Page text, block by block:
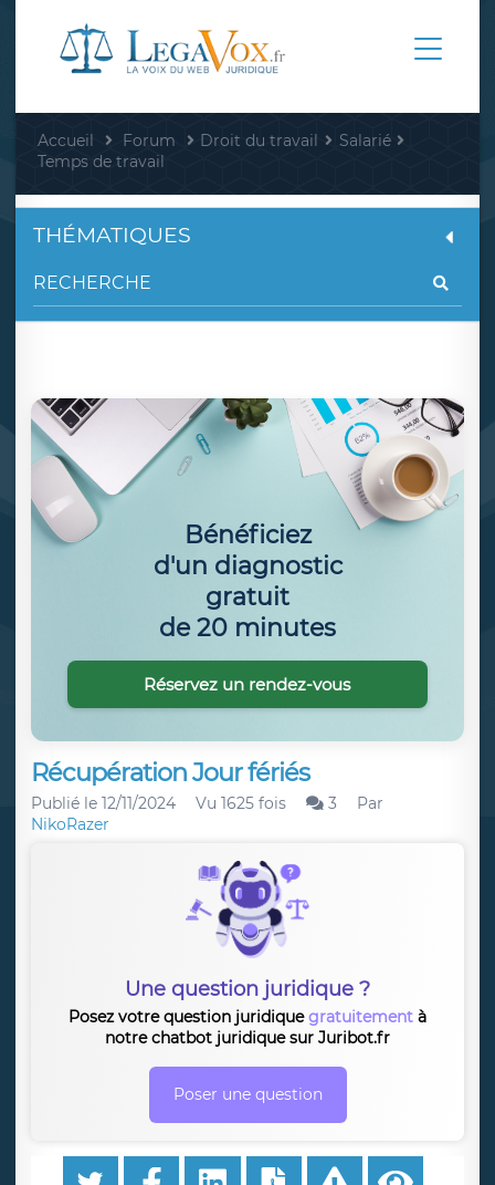
Accueil Forum Droit du travail
Salarié
Temps de travail
Récupération Jour fériés
Publié le 12/11/2024 Vu 1625 fois 3
Par
NikoRazer
Une question juridique ?
Posez votre question juridiquegratuitement à
notre chatbot juridique sur Juribot.fr
Poser une question
THÉMATIQUES
Bénéficiez
d'un diagnostic
gratuit
de 20 minutes
Réservez un rendez-vous